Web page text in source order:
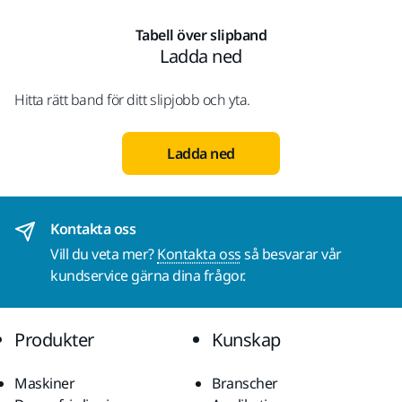
Tabell över slipband
Ladda ned
Hitta rätt band för ditt slipjobb och yta.
Ladda ned
Kontakta oss
Vill du veta mer?Kontakta ossså besvarar vår
kundservice gärna dina frågor.
Produkter
Maskiner
Kunskap
Branscher